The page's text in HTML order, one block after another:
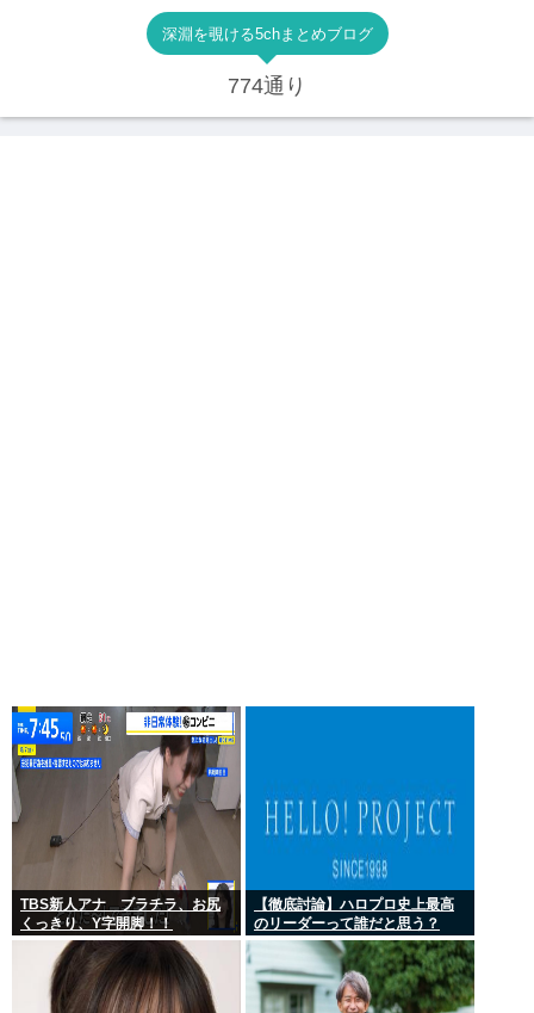
深淵を覗ける5chまとめブログ
774通り
TBS新人アナ ブラチラ、お尻
くっきり、Y字開脚！！
【徹底討論】ハロプロ史上最高
のリーダーって誰だと思う？